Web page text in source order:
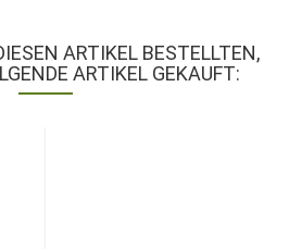
ARTIKEL BESTELLTEN,
ARTIKEL GEKAUFT: